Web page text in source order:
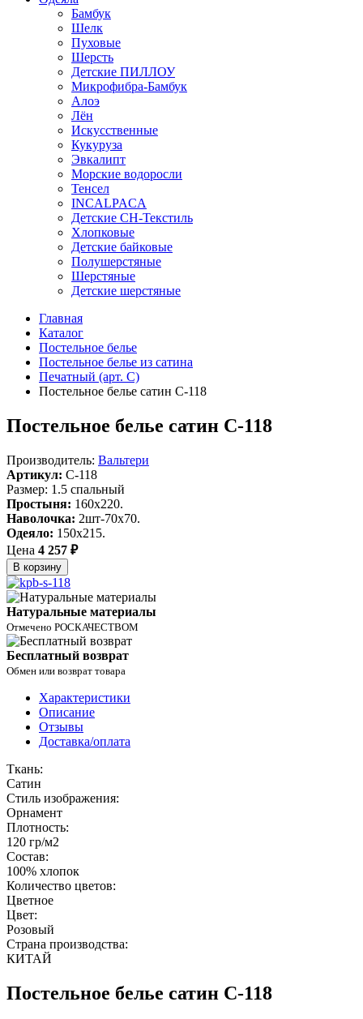
Бамбук
Шелк
Пуховые
Шерсть
Детские ПИЛЛОУ
Микрофибра-Бамбук
Алоэ
Лён
Искусственные
Кукуруза
Эвкалипт
Морские водоросли
Тенсел
INCALPACA
Детские СН-Текстиль
Хлопковые
Детские байковые
Полушерстяные
Шерстяные
Детские шерстяные
Главная
Каталог
Постельное белье
Постельное белье из сатина
Печатный (арт. С)
Постельное белье сатин С-118
Постельное белье сатин С-118
Производитель: Вальтери
Артикул: C-118
Размер: 1.5 спальный
Простыня: 160х220.
Наволочка: 2шт-70х70.
Одеяло: 150х215.
Цена 4 257 ₽
В корзину
Натуральные материалы
Отмечено РОСКАЧЕСТВОМ
Бесплатный возврат
Обмен или возврат товара
Характеристики
Описание
Отзывы
Доставка/оплата
Ткань:
Сатин
Стиль изображения:
Орнамент
Плотность:
120 гр/м2
Состав:
100% хлопок
Количество цветов:
Цветное
Цвет:
Розовый
Страна производства:
КИТАЙ
Постельное белье сатин С-118